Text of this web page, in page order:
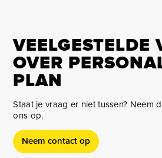
VEELGESTELDE
OVER
PLAN
Staat je vraag er niet tussen? Neem
ons op.
Neem contact op